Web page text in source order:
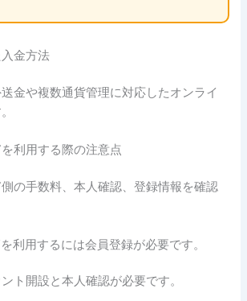
金方法
金や複数通貨管理に対応したオンライ
利用する際の注意点
の手数料、本人確認、登録情報を確認
利用するには会員登録が必要です。
ト開設と本人確認が必要です。